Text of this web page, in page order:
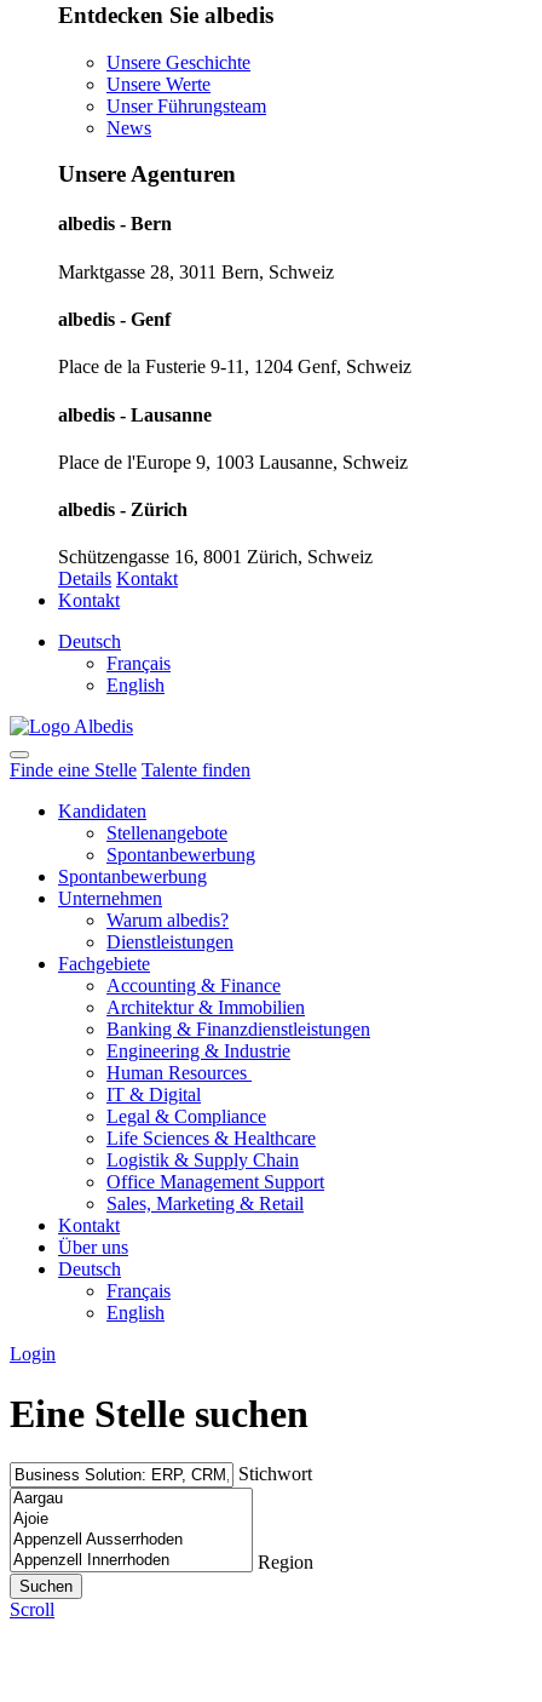
Entdecken Sie albedis
Unsere Geschichte
Unsere Werte
Unser Führungsteam
News
Unsere Agenturen
albedis - Bern
Marktgasse 28, 3011 Bern, Schweiz
albedis - Genf
Place de la Fusterie 9-11, 1204 Genf, Schweiz
albedis - Lausanne
Place de l'Europe 9, 1003 Lausanne, Schweiz
albedis - Zürich
Schützengasse 16, 8001 Zürich, Schweiz
Details Kontakt
Kontakt
Deutsch
Français
English
Finde eine Stelle Talente finden
Kandidaten
Stellenangebote
Spontanbewerbung
Spontanbewerbung
Unternehmen
Warum albedis?
Dienstleistungen
Fachgebiete
Accounting & Finance
Architektur & Immobilien
Banking & Finanzdienstleistungen
Engineering & Industrie
Human Resources
IT & Digital
Legal & Compliance
Life Sciences & Healthcare
Logistik & Supply Chain
Office Management Support
Sales, Marketing & Retail
Kontakt
Über uns
Deutsch
Français
English
Login
Eine Stelle suchen
Stichwort
Region
Scroll